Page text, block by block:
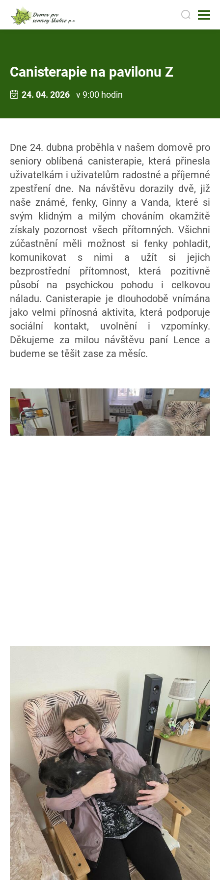
Canisterapie na pavilonu Z
24. 04. 2026 v 9:00 hodin
Dne 24. dubna proběhla v našem domově pro
seniory oblíbená canisterapie, která přinesla
uživatelkám i uživatelům radostné a příjemné
zpestření dne. Na návštěvu dorazily dvě, již
naše známé, fenky, Ginny a Vanda, které si
svým klidným a milým chováním okamžitě
získaly pozornost všech přítomných. Všichni
zúčastnění měli možnost si fenky pohladit,
komunikovat s nimi a užít si jejich
bezprostřední přítomnost, která pozitivně
působí na psychickou pohodu i celkovou
náladu. Canisterapie je dlouhodobě vnímána
jako velmi přínosná aktivita, která podporuje
sociální kontakt, uvolnění i vzpomínky.
Děkujeme za milou návštěvu paní Lence a
budeme se těšit zase za měsíc.